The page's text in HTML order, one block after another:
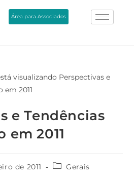
Área para Associados
e Tendências
em 2011
de 2011 Gerais